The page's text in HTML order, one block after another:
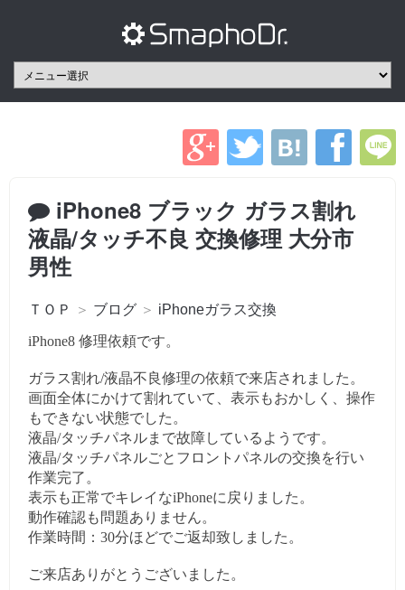
iPhone8 ブラック ガラス割れ
液晶/タッチ不良 交換修理 大分市
男性
ＴＯＰ ＞ ブログ ＞ iPhoneガラス交換
iPhone8 修理依頼です。
ガラス割れ/液晶不良修理の依頼で来店されました。
画面全体にかけて割れていて、表示もおかしく、操作
もできない状態でした。
液晶/タッチパネルまで故障しているようです。
液晶/タッチパネルごとフロントパネルの交換を行い
作業完了。
表示も正常でキレイなiPhoneに戻りました。
動作確認も問題ありません。
作業時間：30分ほどでご返却致しました。
ご来店ありがとうございました。